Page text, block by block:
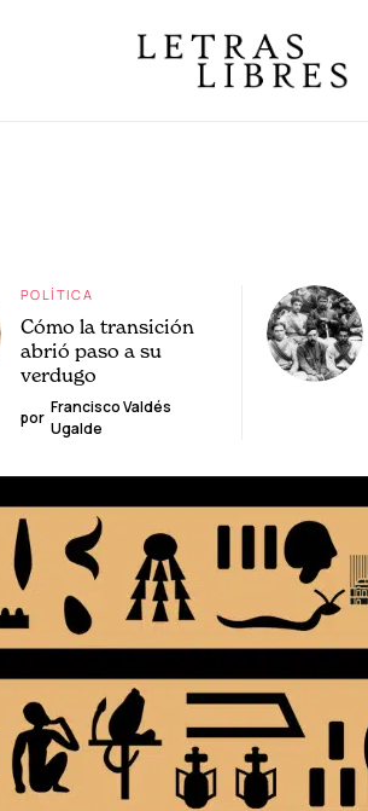
POLÍTICA
Cómo la transición
abrió paso a su
verdugo
por
Francisco Valdés
Ugalde